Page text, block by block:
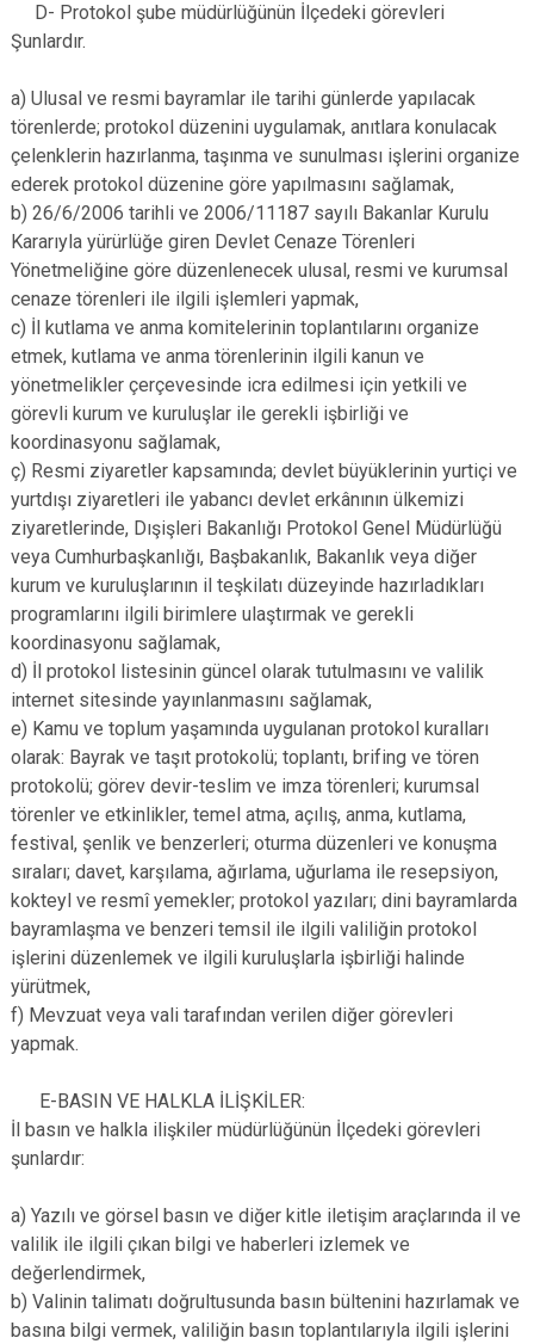
D- Protokol şube müdürlüğünün İlçedeki görevleri
Şunlardır.
a) Ulusal ve resmi bayramlar ile tarihi günlerde yapılacak
törenlerde; protokol düzenini uygulamak, anıtlara konulacak
çelenklerin hazırlanma, taşınma ve sunulması işlerini organize
ederek protokol düzenine göre yapılmasını sağlamak,
b) 26/6/2006 tarihli ve 2006/11187 sayılı Bakanlar Kurulu
Kararıyla yürürlüğe giren Devlet Cenaze Törenleri
Yönetmeliğine göre düzenlenecek ulusal, resmi ve kurumsal
cenaze törenleri ile ilgili işlemleri yapmak,
c) İl kutlama ve anma komitelerinin toplantılarını organize
etmek, kutlama ve anma törenlerinin ilgili kanun ve
yönetmelikler çerçevesinde icra edilmesi için yetkili ve
görevli kurum ve kuruluşlar ile gerekli işbirliği ve
koordinasyonu sağlamak,
ç) Resmi ziyaretler kapsamında; devlet büyüklerinin yurtiçi ve
yurtdışı ziyaretleri ile yabancı devlet erkânının ülkemizi
ziyaretlerinde, Dışişleri Bakanlığı Protokol Genel Müdürlüğü
veya Cumhurbaşkanlığı, Başbakanlık, Bakanlık veya diğer
kurum ve kuruluşlarının il teşkilatı düzeyinde hazırladıkları
programlarını ilgili birimlere ulaştırmak ve gerekli
koordinasyonu sağlamak,
d) İl protokol listesinin güncel olarak tutulmasını ve valilik
internet sitesinde yayınlanmasını sağlamak,
e) Kamu ve toplum yaşamında uygulanan protokol kuralları
olarak: Bayrak ve taşıt protokolü; toplantı, brifing ve tören
protokolü; görev devir-teslim ve imza törenleri; kurumsal
törenler ve etkinlikler, temel atma, açılış, anma, kutlama,
festival, şenlik ve benzerleri; oturma düzenleri ve konuşma
sıraları; davet, karşılama, ağırlama, uğurlama ile resepsiyon,
kokteyl ve resmî yemekler; protokol yazıları; dini bayramlarda
bayramlaşma ve benzeri temsil ile ilgili valiliğin protokol
işlerini düzenlemek ve ilgili kuruluşlarla işbirliği halinde
yürütmek,
f) Mevzuat veya vali tarafından verilen diğer görevleri
yapmak.
E-BASIN VE HALKLA İLİŞKİLER:
İl basın ve halkla ilişkiler müdürlüğünün İlçedeki görevleri
şunlardır:
a) Yazılı ve görsel basın ve diğer kitle iletişim araçlarında il ve
valilik ile ilgili çıkan bilgi ve haberleri izlemek ve
değerlendirmek,
b) Valinin talimatı doğrultusunda basın bültenini hazırlamak ve
basına bilgi vermek, valiliğin basın toplantılarıyla ilgili işlerini